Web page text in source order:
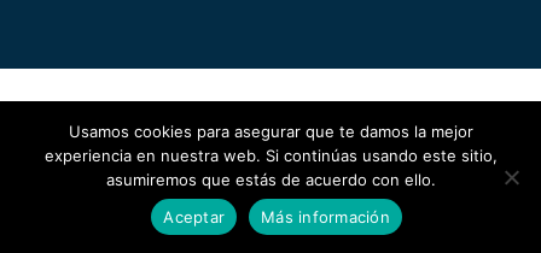
Usamos cookies para asegurar que te damos la mejor
experiencia en nuestra web. Si continúas usando este sitio,
asumiremos que estás de acuerdo con ello.
Aceptar
Más información